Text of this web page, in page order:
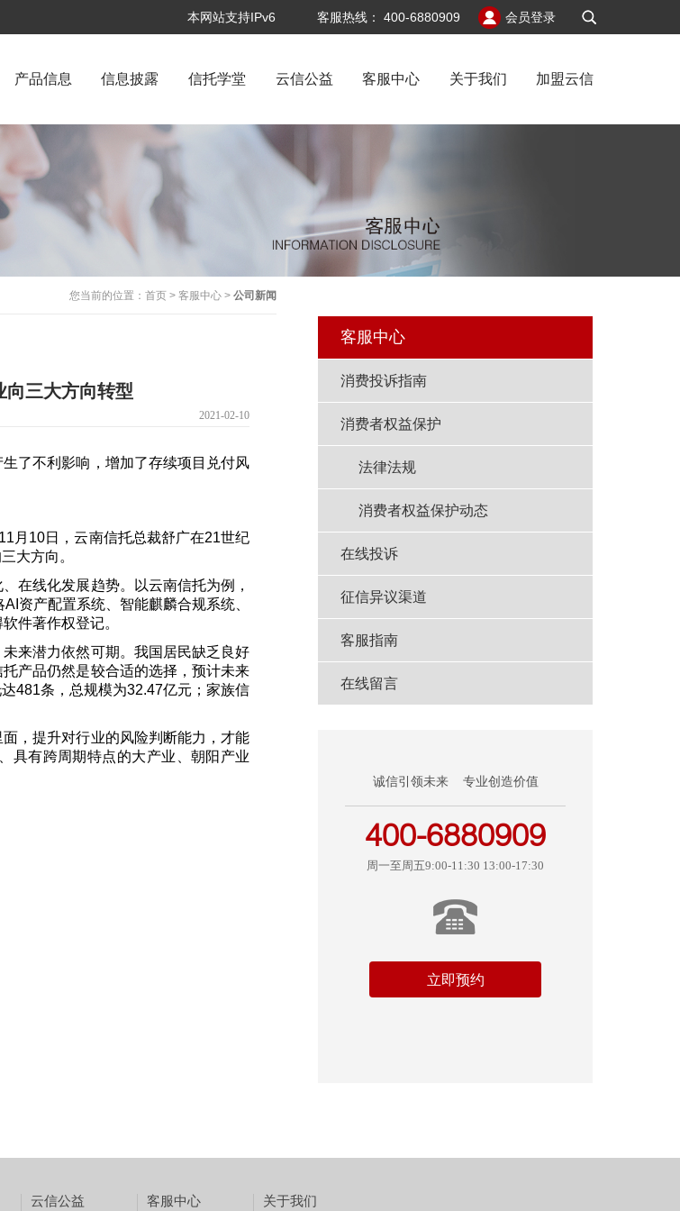
会员登录
客服热线： 400-6880909
本网站支持IPv6
产品信息 信息披露 信托学堂 云信公益 客服中心 关于我们 加盟云信
您当前的位置：首页 >客服中心 >公司新闻
向三大方向转型
2021-02-10
了不利影响，增加了存续项目兑付风
月10日，云南信托总裁舒广在21世纪
大方向。
在线化发展趋势。以云南信托为例，
资产配置系统、智能麒麟合规系统、
件著作权登记。
来潜力依然可期。我国居民缺乏良好
产品仍然是较合适的选择，预计未来
481条，总规模为32.47亿元；家族信
，提升对行业的风险判断能力，才能
具有跨周期特点的大产业、朝阳产业
客服中心
消费投诉指南
消费者权益保护
法律法规
消费者权益保护动态
在线投诉
征信异议渠道
客服指南
在线留言
诚信引领未来 专业创造价值
400-6880909
周一至周五9:00-11:30 13:00-17:30
立即预约
云信公益 客服中心 关于我们